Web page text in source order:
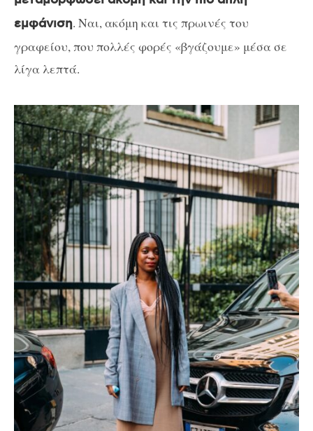
εμφάνιση. Ναι, ακόμη και τις πρωινές του
γραφείου, που πολλές φορές «βγάζουμε» μέσα σε
λίγα λεπτά.